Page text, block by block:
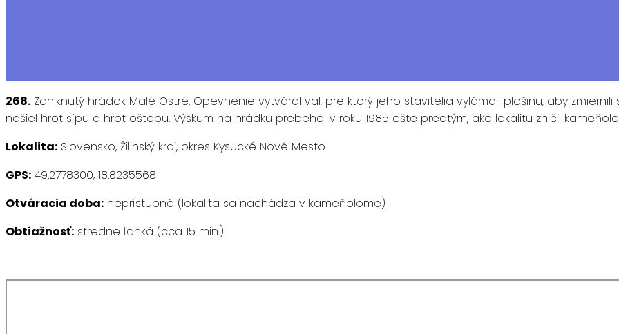
268. Zaniknutý hrádok Malé Ostré. Opevnenie vytváral val, pre ktorý jeho stavitelia vylámali plošinu, aby
našiel hrot šípu a hrot oštepu. Výskum na hrádku prebehol v roku 1985 ešte predtým, ako lokalitu zničil
Lokalita: Slovensko, Žilinský kraj, okres Kysucké Nové Mesto
GPS: 49.2778300, 18.8235568
Otváracia doba: neprístupné (lokalita sa nachádza v kameňolome)
Obtiažnosť: stredne ľahká (cca 15 min.)